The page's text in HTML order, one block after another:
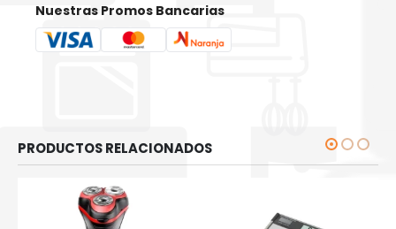
Nuestras Promos Bancarias
PRODUCTOS RELACIONADOS